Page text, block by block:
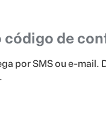
código de
por SMS ou e-mail.